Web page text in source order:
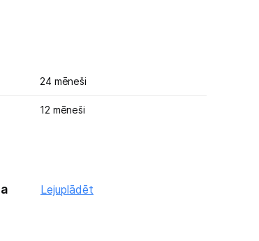
24 mēneši
12 mēneši
Lejuplādēt